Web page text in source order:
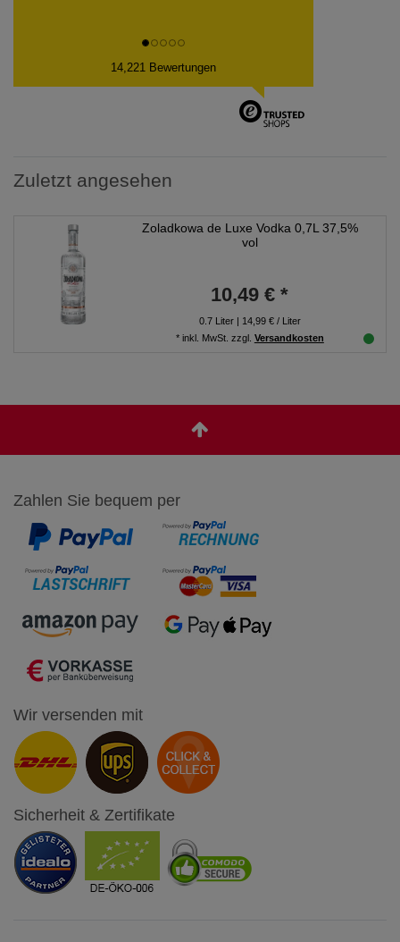
14,221 Bewertungen
Zuletzt angesehen
Zoladkowa de Luxe Vodka 0,7L 37,5%
vol
10,49 € *
0.7Liter| 14,99 € / Liter
* inkl. MwSt. zzgl. Versandkosten
Zahlen Sie bequem per
Wir versenden mit
Sicherheit & Zertifikate